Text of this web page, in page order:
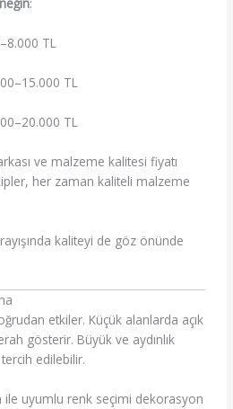
TL
TL
TL
ve malzeme kalitesi fiyatı
her zaman kaliteli malzeme
kaliteyi de göz önünde
etkiler. Küçük alanlarda açık
gösterir. Büyük ve aydınlık
edilebilir.
uyumlu renk seçimi dekorasyon